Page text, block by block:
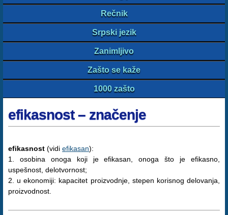
Rečnik
Srpski jezik
Zanimljivo
Zašto se kaže
1000 zašto
efikasnost – značenje
efikasnost (vidi efikasan):
1. osobina onoga koji je efikasan, onoga što je efikasno,
uspešnost, delotvornost;
2. u ekonomiji: kapacitet proizvodnje, stepen korisnog delovanja,
proizvodnost.